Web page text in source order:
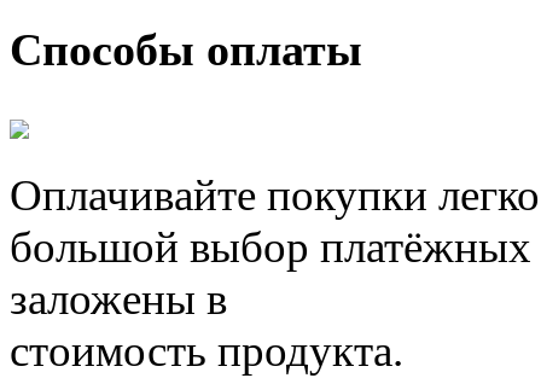
Способы оплаты
Оплачивайте покупки
большой выбор
заложены в
стоимость продукта.